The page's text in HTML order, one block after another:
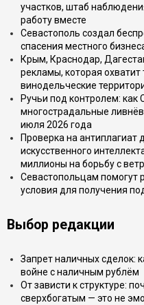
участков, штаб
работу вместе
Севастополь создал
спасения местного
Крым, Краснодар,
рекламы, которая
винодельческие
Ручьи под контролем: как
многострадальные
июля 2026 года
Проверка на антиплагиат
искусственного
миллионы на борьбу с
Севастопольцам помогут
условия для получения
Выбор редакции
Запрет наличных сделок:
войне с наличным рублём
От зависти к структуре:
сверхбогатым — это не